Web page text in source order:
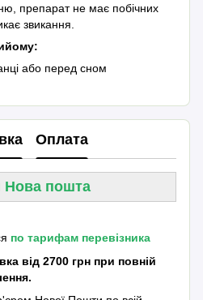
препарат не має побічних
звикання.
або перед сном
Оплата
Нова пошта
по тарифам перевізника
від 2700 грн при повній